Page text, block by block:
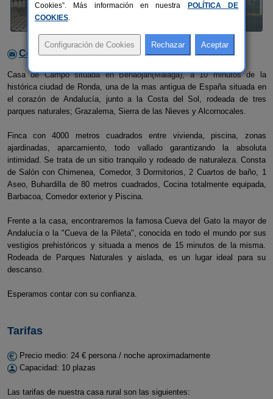
Contactar con el alojamiento
Casa de Campo situada en Benaoján(Málaga), a 10 minutos de la
histórica ciudad de Ronda, una de la mas antigua de España situada en
el corazón de Andalucía, junto a la Costa del Sol, rodeada de tres
parques naturales; Grazalema, Sierra de las Nieves y Alcornocales.
Finca con 4000 metros cuadrados entre vivienda, piscina, zonas
ajardinadas, aparcamiento, todo vallado garantizando la absoluta
intimidad. Se trata de un sitio tranquilo y rodeado de naturaleza. Consta
de Salón con Chimenea, Comedor, 3 Dormitorios, 2 Cuartos de baño, 1
Aseo, Buhardilla de 80 metros cuadrados, Cocina totalmente equipada,
Barbacoa, Comedor exterior y Piscina.
Frente a la casa, encontraremos la famosa Cueva del Gato la mayor de
Andalucía o la "Cueva de la Pileta", conocida en todo el mundo por sus
vestigios prehistóricos y situada a menos de 15 minutos de la misma.
Rodeada de Parques Naturales y aislada, es un lugar ideal para su
descanso.
Esperamos contar con su confianza.
Tarifas
Precio medio: 24 € persona / noche aproximadamente
Capacidad: 10 plazas
Las tarifas de nuestra casa rural son las siguientes:
Cookies”. Más información en nuestra
POLÍTICA DE
COOKIES.